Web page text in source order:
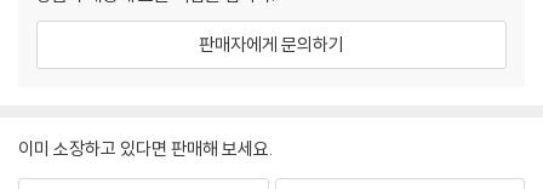
판매자에게 문의하기
이미 소장하고 있다면 판매해 보세요.